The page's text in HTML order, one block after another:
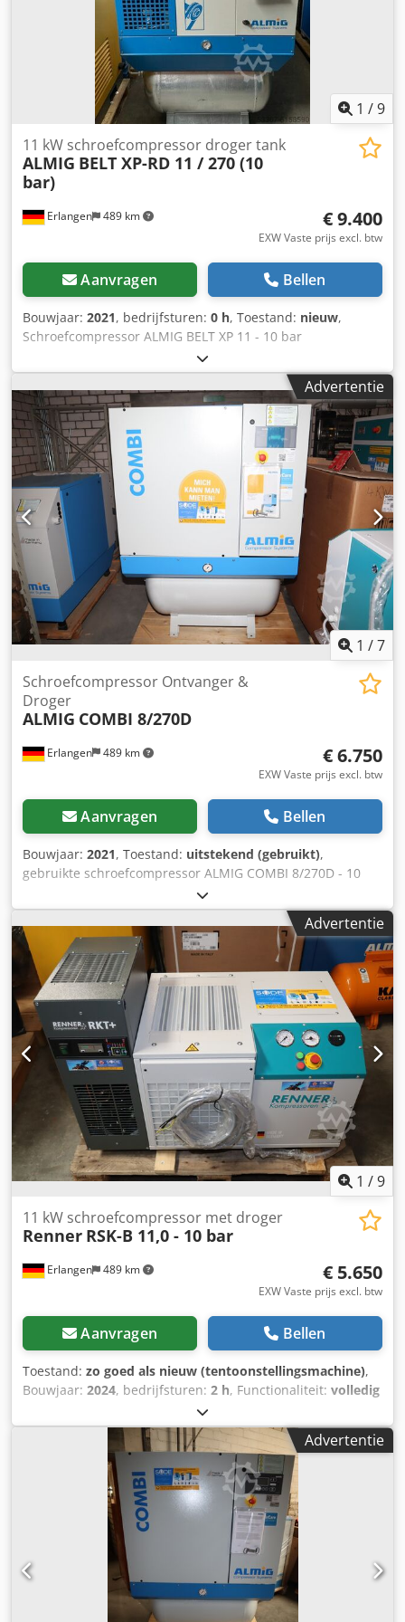
timmerwerkplaatsen, zagerijen en bedrijven die
bouwmaterialen bewerken. Bezichtiging en proefdraai zijn
na afspraak mogelijk.
1 /9
Erlangen 489 km
11 kW schroefcompressor droger tank
ALMIG BELT XP-RD 11 / 270 (10
bar)
€ 9.400
EXW Vaste prijs excl. btw
Aanvragen Bellen
Bouwjaar: 2021, bedrijfsturen: 0 h, Toestand: nieuw,
Schroefcompressor ALMIG BELT XP 11 - 10 bar
(luchtgekoeld) inclusief droger inclusief Ecodrain inclusief
2 Filters inclusief 270 liter gegalvaniseerde tank Jaar 2021 /
ONMIDDELLIJK BESCHIKBAAR! Technische specificaties
Type: RIEM 11 XP 270 RD Dodog N Ti Tepfx Ah Ijck
Bedrijfsdruk: 10 bar (ue) Leveringshoeveelheid, volgens
ISO 1217 bijlage C: 1,49 m³ / min Beschermingsgraad /
isolatieklasse aandrijfmotor: IP 55 / ISO F Nominaal
vermogen aandrijfmotor: 11 kW Bedrijfsspanning /
frequentie: 400/50 V / Hz Geluidsdrukniveau (DIN 45635
T.13): 67 dB (A) Lengte: 1320 mm Breedte: 695 mm Hoogte:
1898 mm Gewicht: 458 kg Aansluiting perslucht: G 3/4 "
Advertentie
1 /7
Erlangen 489 km
Schroefcompressor Ontvanger &
Droger
ALMIG COMBI 8/270D
€ 6.750
EXW Vaste prijs excl. btw
Aanvragen Bellen
Bouwjaar: 2021, Toestand: uitstekend (gebruikt),
gebruikte schroefcompressor ALMIG COMBI 8/270D - 10
bar (luchtgekoeld) met geïntegreerde koeldroger met
tijdgestuurde condensaatafvoer met tank van 270 liter met
AirControl Mini-regeling Jaar: 2021 Bedrijfsuren: 2600 Bh
De compressor heeft een paar deuken aan de buitenkant
maar is technisch 100 % in orde. Technische gegevens
Type : COMBI 8/270D Bedrijfsoverdruk : 10 bar(ue) Debiet,
volgens ISO 1217 bijlage C: 1,02 m³/min.
Beschermingsklasse / isolatieklasse aandrijfmotor : IP
55/ISO F Nominaal vermogen van de aandrijfmotor : 7,5 kW
Dsdpfoiqym Hsx Ah Iock Bedrijfsspanning / frequentie :
400/50 V/Hz Geluidsdrukniveau (DIN 45635 T.13) : 64 dB(A)
Lengte : 1180 mm Breedte : 770 mm Hoogte : 1680 mm
Gewicht: 460 kg Persluchtaansluiting : G 3/4" Handig
leasen mogelijk via onze huisbank. Bezoek onze winkel. Wij
hebben altijd een grote selectie nieuwe en gebruikte
compressoren in voorraad! op voorraad! Onmiddellijk
Advertentie
1 /9
Erlangen 489 km
11 kW schroefcompressor met droger
Renner RSK-B 11,0 - 10 bar
€ 5.650
EXW Vaste prijs excl. btw
Aanvragen Bellen
Toestand: zo goed als nieuw (tentoonstellingsmachine),
Bouwjaar: 2024, bedrijfsturen: 2 h, Functionaliteit: volledig
, machine-/voertuignummer:
Displayartikel op voorraad, onmiddellijk beschikbaar (plug
and play): RENNER RSK-B 11 - 10 bar oliegeïnjecteerde
schroefcompressor met geïntegreerde koeldroger met
niveaugeregelde condensaataftap Bedrijfsuren: 2 uur Jaar
van fabricage: 2024 Technische gegevens Druk: 10 bar
Nominaal vermogen: 11,0 kW Debiet bij 10 bar (ue): 1540
l/min Drukdauwpunt: 3°C Nominaal vermogen
aandrijfmotor : 11,0 kW Bedrijfsspanning / frequentie :
400/50 V/Hz Geluidsdrukniveau (DIN 45635 T.13) : 81 dB(A)
Lengte : 1031 mm Breedte : 572 mm Hoogte : 803 mm
Gewicht : 243 kg Perslucht aansluiting : G 1/2" Dcsdpfx
Advertentie